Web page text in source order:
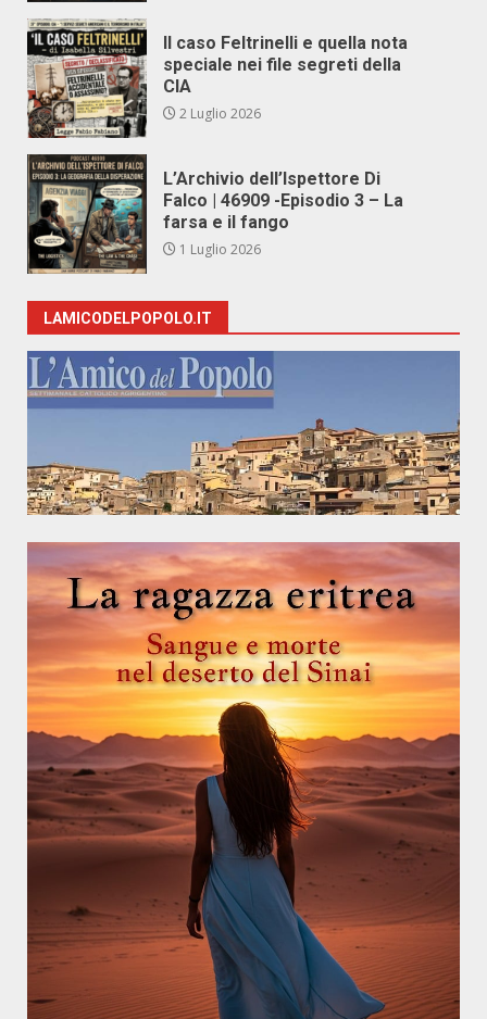
Il caso Feltrinelli e quella nota
speciale nei file segreti della
CIA
2 Luglio 2026
L’Archivio dell’Ispettore Di
Falco | 46909 -Episodio 3 – La
farsa e il fango
1 Luglio 2026
LAMICODELPOPOLO.IT